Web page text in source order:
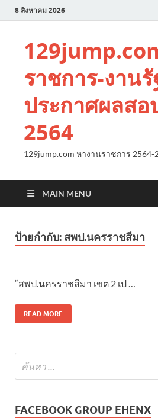
8 สิงหาคม 2026
ราชการ-งาน
ประกาศผลสอ
2564
129jump.com หางานราชการ 2564-
MAIN MENU
ป้ายกำกับ: สพป.นครราชสีมา
“สพป.นครราชสีมา เขต 2 เป …
READ MORE
FACEBOOK GROUP EHENX